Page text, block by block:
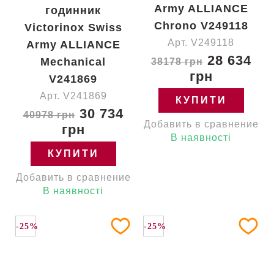
годинник
Victorinox Swiss
Army ALLIANCE
Mechanical
V241869
Арт. V241869
40978 грн30 734
грн
КУПИТИ
Добавить в сравнение
В наявності
Army ALLIANCE
Chrono V249118
Арт. V249118
38178 грн28 634
грн
КУПИТИ
Добавить в сравнение
В наявності
-25% -25%